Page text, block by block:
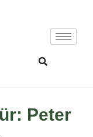
Peter